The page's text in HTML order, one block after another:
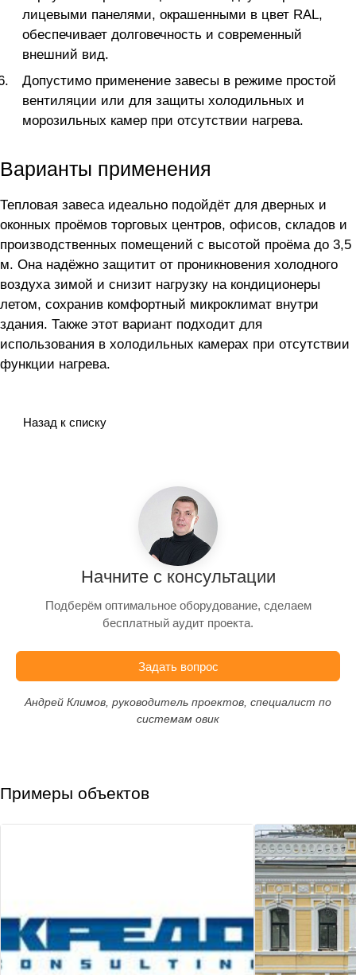
лицевыми панелями, окрашенными в цвет RAL,
обеспечивает долговечность и современный
внешний вид.
Допустимо применение завесы в режиме простой
вентиляции или для защиты холодильных и
морозильных камер при отсутствии нагрева.
Варианты применения
Тепловая завеса идеально подойдёт для дверных и
оконных проёмов торговых центров, офисов, складов и
производственных помещений с высотой проёма до 3,5
м. Она надёжно защитит от проникновения холодного
воздуха зимой и снизит нагрузку на кондиционеры
летом, сохранив комфортный микроклимат внутри
здания. Также этот вариант подходит для
использования в холодильных камерах при отсутствии
функции нагрева.
Назад к списку
Начните с консультации
Подберём оптимальное оборудование, сделаем
бесплатный аудит проекта.
Задать вопрос
Андрей Климов, руководитель проектов, специалист по
системам овик
Примеры объектов